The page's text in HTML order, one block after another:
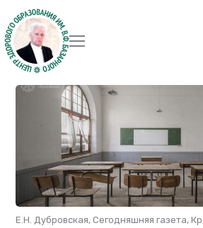
Е.Н. Дубровская, Сегодняшняя газета,